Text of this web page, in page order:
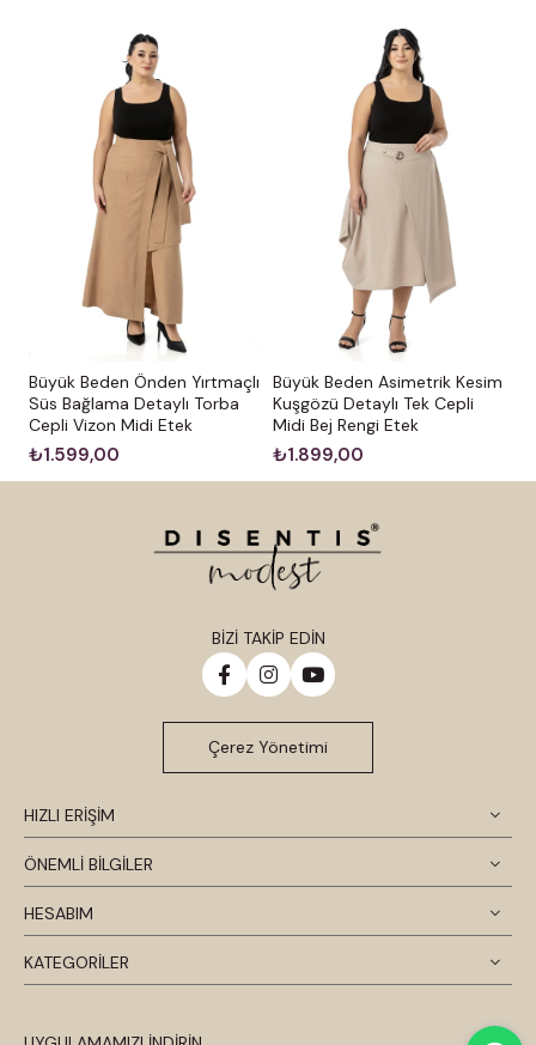
Büyük Beden Önden Yırtmaçlı
Süs Bağlama Detaylı Torba
Cepli Vizon Midi Etek
₺1.599,00
Büyük Beden Asimetrik Kesim
Kuşgözü Detaylı Tek Cepli
Midi Bej Rengi Etek
₺1.899,00
HIZLI ERİŞİM
ÖNEMLİ BİLGİLER
HESABIM
KATEGORİLER
BİZİ TAKİP EDİN
Çerez Yönetimi